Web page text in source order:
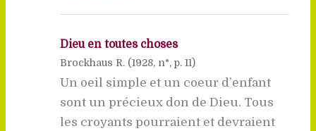
Dieu en toutes choses
Brockhaus R. (1928, n°, p. 11)
Un oeil simple et un coeur d’enfant
sont un précieux don de Dieu. Tous
les croyants pourraient et devraient